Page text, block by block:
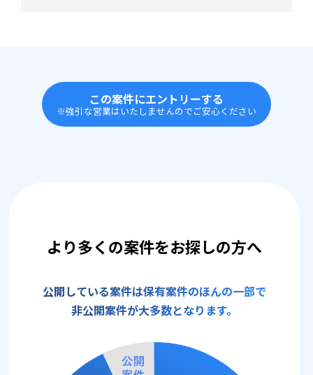
この案件にエントリーする
※強引な営業はいたしませんのでご安心ください
より多くの案件をお探しの方へ
公開している案件は保有案件のほんの一部で
非公開案件が大多数となります。